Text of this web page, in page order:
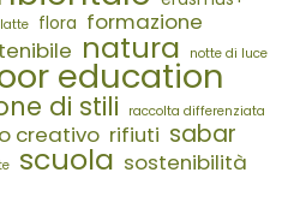
flora formazione
natura notte di luce
education
di stili raccolta differenziata
creativo rifiuti sabar
scuola sostenibilità